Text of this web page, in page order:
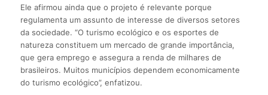
Ele afirmou ainda que o projeto é relevante porque
regulamenta um assunto de interesse de diversos setores
da sociedade. “O turismo ecológico e os esportes de
natureza constituem um mercado de grande importância,
que gera emprego e assegura a renda de milhares de
brasileiros. Muitos municípios dependem economicamente
do turismo ecológico”, enfatizou.